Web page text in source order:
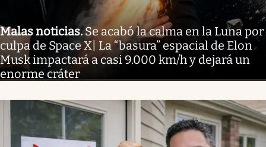
Malas noticias. Se acabó la calma en la Luna por
culpa de Space X| La “basura” espacial de Elon
Musk impactará a casi 9.000 km/h y dejará un
enorme cráter